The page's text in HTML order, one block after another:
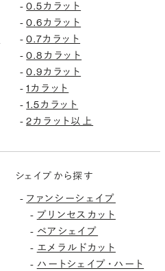
-0.5カラット
-0.6カラット
-0.7カラット
-0.8カラット
-0.9カラット
-1カラット
-1.5カラット
-2カラット以上
シェイプから探す
- ファンシーシェイプ
- プリンセスカット
- ペアシェイプ
- エメラルドカット
- ハートシェイプ・ハート